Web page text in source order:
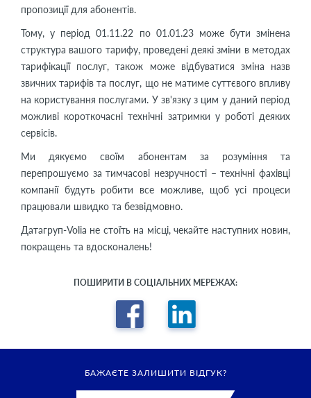
пропозиції для абонентів.
Тому, у період 01.11.22 по 01.01.23 може бути змінена
структура вашого тарифу, проведені деякі зміни в методах
тарифікації послуг, також може відбуватися зміна назв
звичних тарифів та послуг, що не матиме суттєвого впливу
на користування послугами. У зв'язку з цим у даний період
можливі короткочасні технічні затримки у роботі деяких
сервісів.
Ми дякуємо своїм абонентам за розуміння та
перепрошуємо за тимчасові незручності – технічні фахівці
компанії будуть робити все можливе, щоб усі процеси
працювали швидко та безвідмовно.
Датагруп-Volia не стоїть на місці, чекайте наступних новин,
покращень та вдосконалень!
ПОШИРИТИ В СОЦІАЛЬНИХ МЕРЕЖАХ:
БАЖАЄТЕ ЗАЛИШИТИ ВІДГУК?